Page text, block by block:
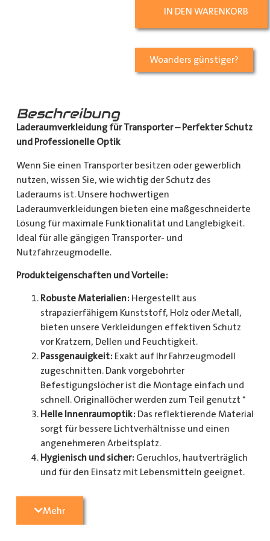
IN DEN WARENKORB
Woanders günstiger?
Beschreibung
Laderaumverkleidung für Transporter – Perfekter Schutz
und Professionelle Optik
Wenn Sie einen Transporter besitzen oder gewerblich
nutzen, wissen Sie, wie wichtig der Schutz des
Laderaums ist. Unsere hochwertigen
Laderaumverkleidungen bieten eine maßgeschneiderte
Lösung für maximale Funktionalität und Langlebigkeit.
Ideal für alle gängigen Transporter- und
Nutzfahrzeugmodelle.
Produkteigenschaften und Vorteile:
Robuste Materialien: Hergestellt aus
strapazierfähigem Kunststoff, Holz oder Metall,
bieten unsere Verkleidungen effektiven Schutz
vor Kratzern, Dellen und Feuchtigkeit.
Passgenauigkeit: Exakt auf Ihr Fahrzeugmodell
zugeschnitten. Dank vorgebohrter
Befestigungslöcher ist die Montage einfach und
schnell. Originallöcher werden zum Teil genutzt *
Helle Innenraumoptik: Das reflektierende Material
sorgt für bessere Lichtverhältnisse und einen
angenehmeren Arbeitsplatz.
Hygienisch und sicher: Geruchlos, hautverträglich
und für den Einsatz mit Lebensmitteln geeignet.
Radkastenschutz, großflächigen Seitenteilen und
mehr.
Mehr